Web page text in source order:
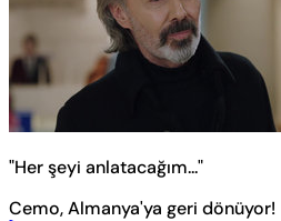
"Her şeyi anlatacağım..."
Cemo, Almanya'ya geri dönüyor!